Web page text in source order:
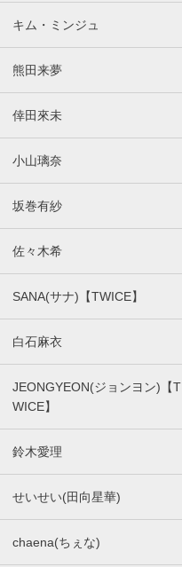
キム・ミンジュ
熊田来夢
倖田來未
小山璃奈
坂巻有紗
佐々木希
SANA(サナ)【TWICE】
白石麻衣
JEONGYEON(ジョンヨン)【T
WICE】
鈴木愛理
せいせい(田向星華)
chaena(ちぇな)